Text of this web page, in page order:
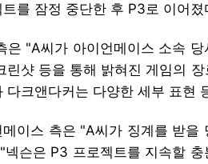
트를 잠정 중단한 후 P3로 이어
은 "A씨가 아이언메이스 소속
린샷 등을 통해 밝혀진 게임의
다크앤다커는 다양한 세부 표현
메이스 측은 "A씨가 징계를 받
넥슨은 P3 프로젝트를 지속할